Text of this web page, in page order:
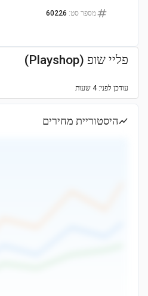
מספר סט:
60226
פליי שופ (Playshop)
עודכן לפני: 4 שעות
היסטוריית מחירים